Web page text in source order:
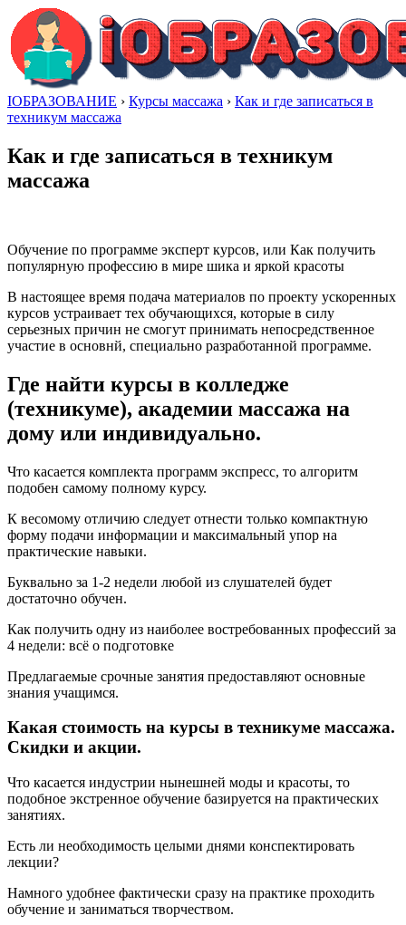
IОБРАЗОВАНИЕ › Курсы массажа › Как и где записаться в
техникум массажа
Как и где записаться в техникум
массажа
Обучение по программе эксперт курсов, или Как получить
популярную профессию в мире шика и яркой красоты
В настоящее время подача материалов по проекту ускоренных
курсов устраивает тех обучающихся, которые в силу
серьезных причин не смогут принимать непосредственное
участие в основнй, специально разработанной программе.
Где найти курсы в колледже
(техникуме), академии массажа на
дому или индивидуально.
Что касается комплекта программ экспресс, то алгоритм
подобен самому полному курсу.
К весомому отличию следует отнести только компактную
форму подачи информации и максимальный упор на
практические навыки.
Буквально за 1-2 недели любой из слушателей будет
достаточно обучен.
Как получить одну из наиболее востребованных профессий за
4 недели: всё о подготовке
Предлагаемые срочные занятия предоставляют основные
знания учащимся.
Какая стоимость на курсы в техникуме массажа.
Скидки и акции.
Что касается индустрии нынешней моды и красоты, то
подобное экстренное обучение базируется на практических
занятиях.
Есть ли необходимость целыми днями конспектировать
лекции?
Намного удобнее фактически сразу на практике проходить
обучение и заниматься творчеством.